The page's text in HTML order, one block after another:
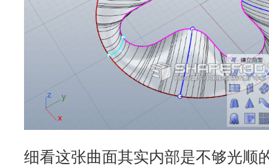
细看这张曲面其实内部是不够光顺